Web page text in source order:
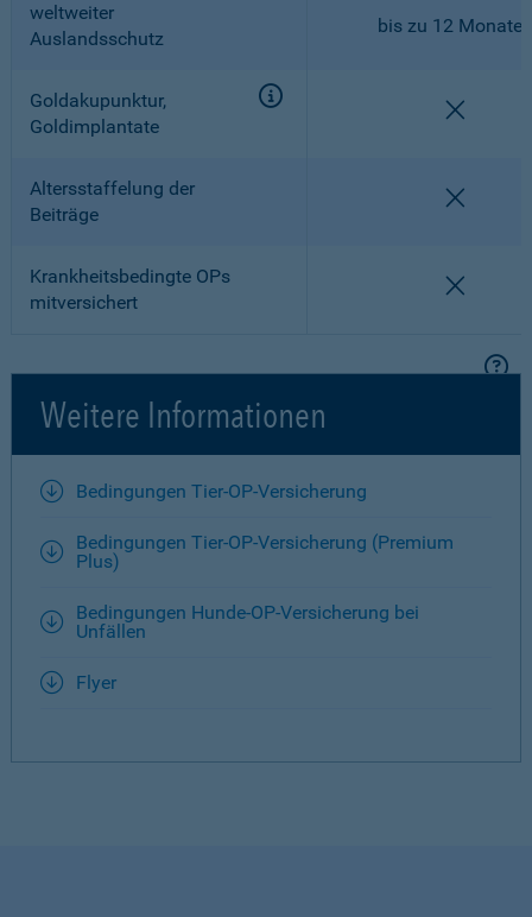
weltweiter
Auslandsschutz
bis zu 12 Monaten
Goldakupunktur,
Goldimplantate
Altersstaffelung der
Beiträge
Krankheitsbedingte OPs
mitversichert
Weitere Informationen
Bedingungen Tier-OP-Versicherung
Bedingungen Tier-OP-Versicherung (Premium
Plus)
Bedingungen Hunde-OP-Versicherung bei
Unfällen
Flyer